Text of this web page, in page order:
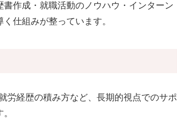
作成・就職活動のノウハウ・インターン
仕組みが整っています。
労経歴の積み方など、長期的視点でのサポ